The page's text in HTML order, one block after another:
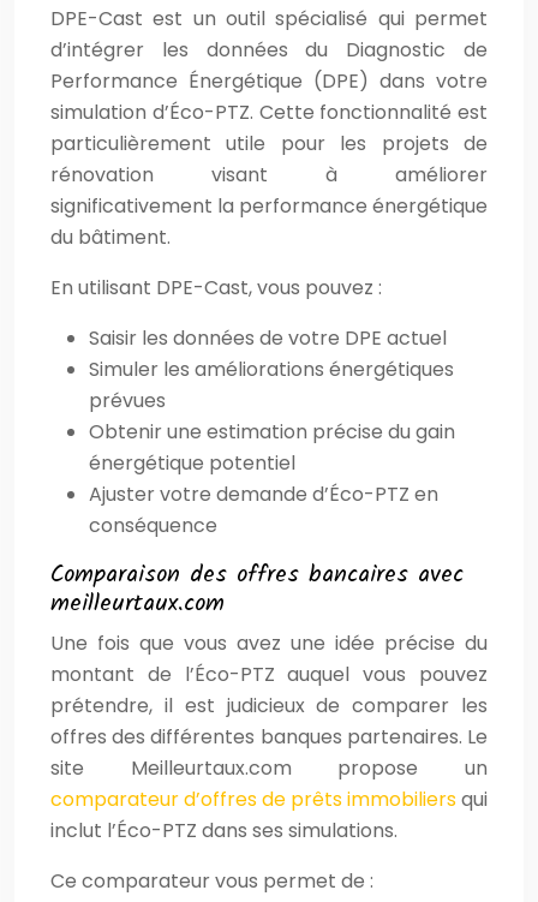
DPE-Cast est un outil spécialisé qui permet
d’intégrer les données du Diagnostic de
Performance Énergétique (DPE) dans votre
simulation d’Éco-PTZ. Cette fonctionnalité est
particulièrement utile pour les projets de
rénovation visant à améliorer
significativement la performance énergétique
du bâtiment.
En utilisant DPE-Cast, vous pouvez :
Saisir les données de votre DPE actuel
Simuler les améliorations énergétiques
prévues
Obtenir une estimation précise du gain
énergétique potentiel
Ajuster votre demande d’Éco-PTZ en
conséquence
Comparaison des offres bancaires avec
meilleurtaux.com
Une fois que vous avez une idée précise du
montant de l’Éco-PTZ auquel vous pouvez
prétendre, il est judicieux de comparer les
offres des différentes banques partenaires. Le
site Meilleurtaux.com propose un
comparateur d’offres de prêts immobiliersqui
inclut l’Éco-PTZ dans ses simulations.
Ce comparateur vous permet de :